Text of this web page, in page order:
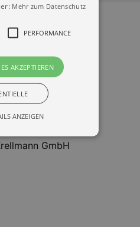
GmbH
Mehr zum Datenschutz
PERFORMANCE
AKZEPTIEREN
ANZEIGEN